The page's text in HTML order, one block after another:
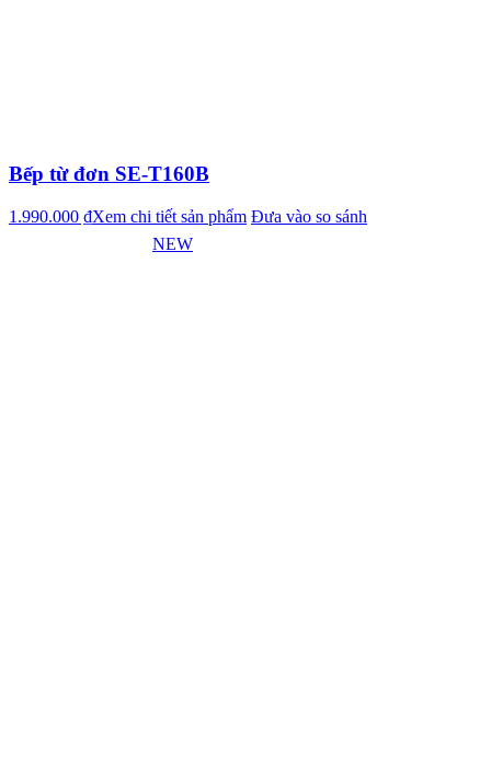
Bếp từ đơn SE-T160B
1.990.000 ₫Xem chi tiết sản phẩm Đưa vào so sánh
NEW